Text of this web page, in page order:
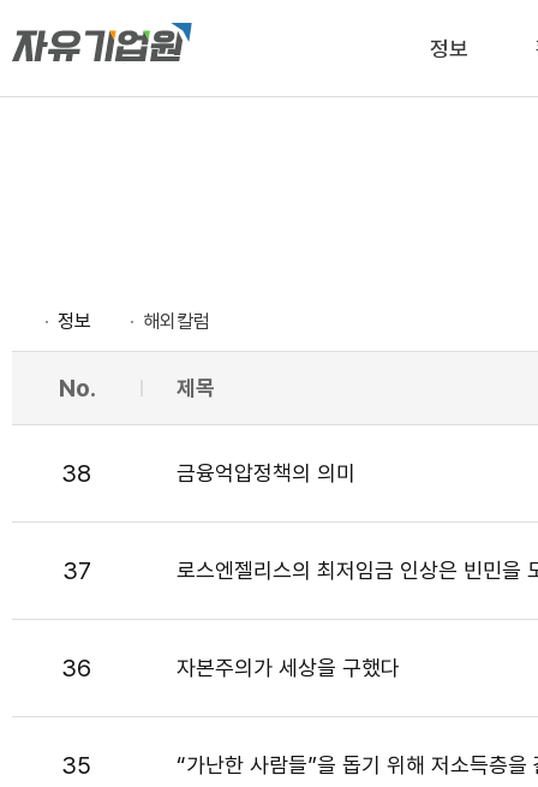
정보
정보 해외칼럼
No. 제목
38 금융억압정책의 의미
37 로스엔젤리스의 최저임금 인상은 빈민을
36 자본주의가 세상을 구했다
35 “가난한 사람들”을 돕기 위해 저소득층을